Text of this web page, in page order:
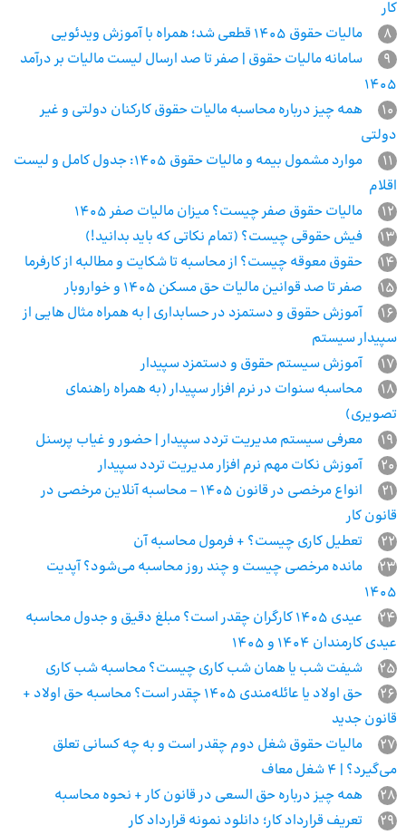
کار
8
مالیات حقوق 1405 قطعی شد؛ همراه با آموزش ویدئویی
9
سامانه مالیات حقوق | صفر تا صد ارسال لیست مالیات بر درآمد
1405
10
همه چیز درباره محاسبه مالیات حقوق کارکنان دولتی و غیر
دولتی
11
موارد مشمول بیمه و مالیات حقوق ۱۴۰۵: جدول کامل و لیست
اقلام
12
مالیات حقوق صفر چیست؟ میزان مالیات صفر 1405
13
فیش حقوقی چیست؟ (تمام نکاتی که باید بدانید!)
14
حقوق معوقه چیست؟ از محاسبه تا شکایت و مطالبه از کارفرما
15
صفر تا صد قوانین مالیات حق مسکن 1405 و خواروبار
16
آموزش حقوق و دستمزد در حسابداری | به همراه مثال‌ هایی از
سپیدار سیستم
17
آموزش سیستم حقوق و دستمزد سپیدار
18
محاسبه سنوات در نرم افزار سپیدار (به همراه راهنمای
تصویری)
19
معرفی سیستم مدیریت تردد سپیدار | حضور و غیاب پرسنل
20
آموزش نکات مهم نرم افزار مدیریت تردد سپیدار
21
انواع مرخصی در قانون 1405 – محاسبه آنلاین مرخصی در
قانون کار
22
تعطیل کاری چیست؟ + فرمول محاسبه آن
23
مانده مرخصی چیست و چند روز محاسبه می‌شود؟ آپدیت
1405
24
عیدی 1405 کارگران چقدر است؟ مبلغ دقیق و جدول محاسبه
عیدی کارمندان 1404 و 1405
25
شیفت شب یا همان شب کاری چیست؟ محاسبه شب‌ کاری
26
حق اولاد یا عائله‌مندی 1405 چقدر است؟ محاسبه حق اولاد +
قانون جدید
27
مالیات حقوق شغل دوم چقدر است و به چه کسانی تعلق
می‌گیرد؟ | 4 شغل معاف
28
همه چیز درباره حق السعی در قانون کار + نحوه محاسبه
29
تعریف قرارداد کار؛ دانلود نمونه قرارداد کار